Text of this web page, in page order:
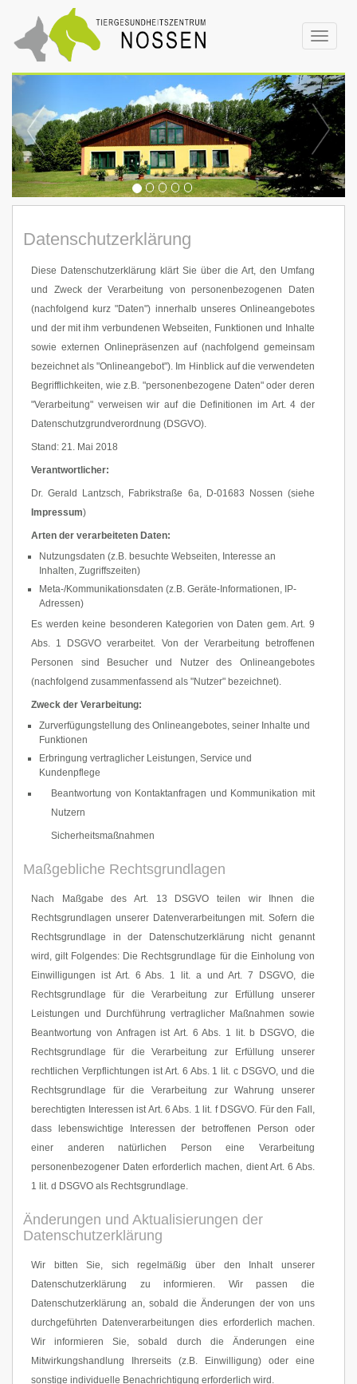
Toggle
Datenschutzerklärung
Diese Datenschutzerklärung klärt Sie über die Art, den Umfang
und Zweck der Verarbeitung von personenbezogenen Daten
(nachfolgend kurz "Daten") innerhalb unseres Onlineangebotes
und der mit ihm verbundenen Webseiten, Funktionen und Inhalte
sowie externen Onlinepräsenzen auf (nachfolgend gemeinsam
bezeichnet als "Onlineangebot"). Im Hinblick auf die verwendeten
Begrifflichkeiten, wie z.B. "personenbezogene Daten" oder deren
"Verarbeitung" verweisen wir auf die Definitionen im Art. 4 der
Datenschutzgrundverordnung (DSGVO).
Stand: 21. Mai 2018
Verantwortlicher:
Dr. Gerald Lantzsch, Fabrikstraße 6a, D-01683 Nossen (siehe
Impressum)
Arten der verarbeiteten Daten:
Nutzungsdaten (z.B. besuchte Webseiten, Interesse an
Inhalten, Zugriffszeiten)
Meta-/Kommunikationsdaten (z.B. Geräte-Informationen, IP-
Adressen)
Es werden keine besonderen Kategorien von Daten gem. Art. 9
Abs. 1 DSGVO verarbeitet. Von der Verarbeitung betroffenen
Personen sind Besucher und Nutzer des Onlineangebotes
(nachfolgend zusammenfassend als "Nutzer" bezeichnet).
Zweck der Verarbeitung:
Zurverfügungstellung des Onlineangebotes, seiner Inhalte und
Funktionen
Erbringung vertraglicher Leistungen, Service und
Kundenpflege
Beantwortung von Kontaktanfragen und Kommunikation mit
Nutzern
Sicherheitsmaßnahmen
Maßgebliche Rechtsgrundlagen
Nach Maßgabe des Art. 13 DSGVO teilen wir Ihnen die
Rechtsgrundlagen unserer Datenverarbeitungen mit. Sofern die
Rechtsgrundlage in der Datenschutzerklärung nicht genannt
wird, gilt Folgendes: Die Rechtsgrundlage für die Einholung von
Einwilligungen ist Art. 6 Abs. 1 lit. a und Art. 7 DSGVO, die
Rechtsgrundlage für die Verarbeitung zur Erfüllung unserer
Leistungen und Durchführung vertraglicher Maßnahmen sowie
Beantwortung von Anfragen ist Art. 6 Abs. 1 lit. b DSGVO, die
Rechtsgrundlage für die Verarbeitung zur Erfüllung unserer
rechtlichen Verpflichtungen ist Art. 6 Abs. 1 lit. c DSGVO, und die
Rechtsgrundlage für die Verarbeitung zur Wahrung unserer
berechtigten Interessen ist Art. 6 Abs. 1 lit. f DSGVO. Für den Fall,
dass lebenswichtige Interessen der betroffenen Person oder
einer anderen natürlichen Person eine Verarbeitung
personenbezogener Daten erforderlich machen, dient Art. 6 Abs.
1 lit. d DSGVO als Rechtsgrundlage.
Änderungen und Aktualisierungen der
Datenschutzerklärung
Wir bitten Sie, sich regelmäßig über den Inhalt unserer
Datenschutzerklärung zu informieren. Wir passen die
Datenschutzerklärung an, sobald die Änderungen der von uns
durchgeführten Datenverarbeitungen dies erforderlich machen.
Wir informieren Sie, sobald durch die Änderungen eine
Mitwirkungshandlung Ihrerseits (z.B. Einwilligung) oder eine
sonstige individuelle Benachrichtigung erforderlich wird.